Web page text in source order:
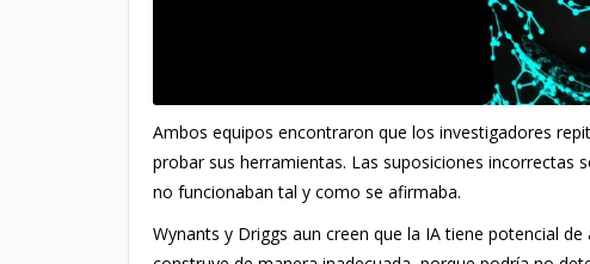
Ambos equipos encontraron que los investigadores
probar sus herramientas. Las suposiciones
no funcionaban tal y como se afirmaba.
Wynants y Driggs aun creen que la IA tiene potencial